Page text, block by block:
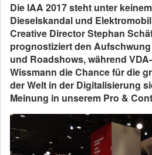
Die IAA 2017 steht unter
Dieselskandal und
Creative Director Stephan
prognostiziert den
und Roadshows, während
Wissmann die Chance für die
der Welt in der Digitalisierung
Meinung in unserem Pro &